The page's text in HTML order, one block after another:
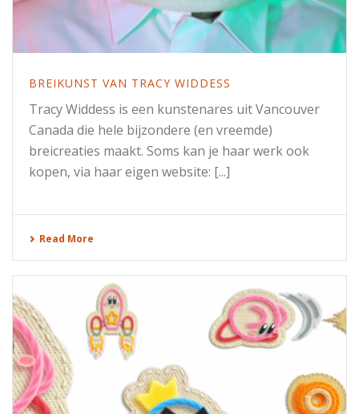
BREIKUNST VAN TRACY WIDDESS
Tracy Widdess is een kunstenares uit Vancouver
Canada die hele bijzondere (en vreemde)
breicreaties maakt. Soms kan je haar werk ook
kopen, via haar eigen website: [...]
Read More